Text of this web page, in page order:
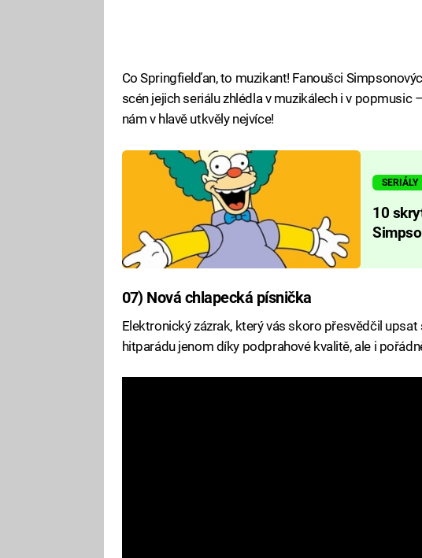
Co Springfielďan, to muzikant! Fanoušci
scén jejich seriálu zhlédla v muzikálech i v popmusic
nám v hlavě utkvěly nejvíce!
SERIÁLY
10
07) Nová chlapecká písnička
Elektronický zázrak, který vás skoro přesvědčil
hitparádu jenom díky podprahové kvalitě, ale i